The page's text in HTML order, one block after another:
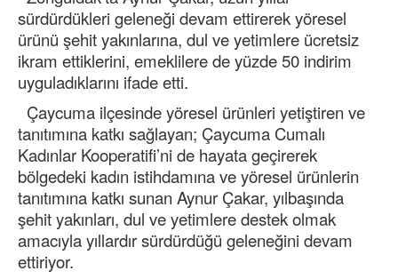
sürdürdükleri geleneği devam ettirerek yöresel
ürünü şehit yakınlarına, dul ve yetimlere ücretsiz
ikram ettiklerini, emeklilere de yüzde 50 indirim
uyguladıklarını ifade etti.
Çaycuma ilçesinde yöresel ürünleri yetiştiren ve
tanıtımına katkı sağlayan; Çaycuma Cumalı
Kadınlar Kooperatifi’ni de hayata geçirerek
bölgedeki kadın istihdamına ve yöresel ürünlerin
tanıtımına katkı sunan Aynur Çakar, yılbaşında
şehit yakınları, dul ve yetimlere destek olmak
amacıyla yıllardır sürdürdüğü geleneğini devam
ettiriyor.